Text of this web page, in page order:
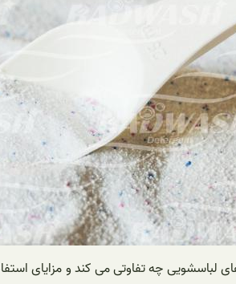
که پودر لباسشویی ۵ آنزیمبا بقیه پودر های لباسشویی